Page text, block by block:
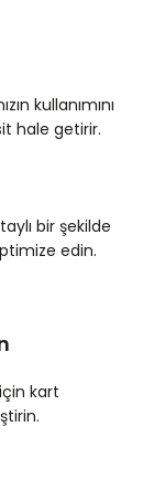
kullanımını
hale getirir.
bir şekilde
edin.
kart